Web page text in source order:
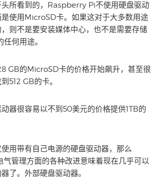
头所看到的，Raspberry Pi不使用硬盘驱动
使用MicroSD卡。如果这对于大多数用途
则不是要安装媒体中心，也不是需要存储
何用途。
GB的MicroSD卡的价格开始飙升，甚至很
512 GB的卡。
器很容易以不到50美元的价格提供1TB的
用带有自己电源的硬盘驱动器，那么
管理方面的各种改进意味着现在几乎可以
了。外部硬盘驱动器。